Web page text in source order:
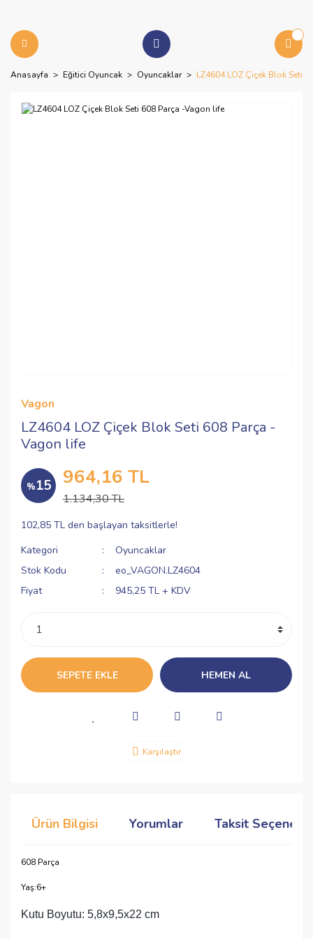
Anasayfa Eğitici Oyuncak Oyuncaklar LZ4604 LOZ Çiçek Blok Seti
Vagon
LZ4604 LOZ Çiçek Blok Seti 608 Parça -
Vagon life
%15 964,16 TL
1.134,30 TL
102,85 TL den başlayan taksitlerle!
Kategori
Oyuncaklar
Stok Kodu
eo_VAGON.LZ4604
Fiyat
945,25 TL + KDV
SEPETE EKLE HEMEN AL
Karşılaştır
Ürün Bilgisi Yorumlar Taksit
608 Parça
Yaş:6+
Kutu Boyutu: 5,8x9,5x22 cm